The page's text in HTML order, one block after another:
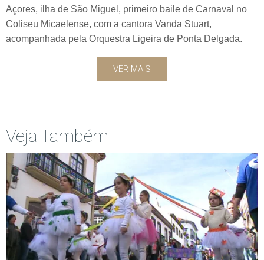
Açores, ilha de São Miguel, primeiro baile de Carnaval no
Coliseu Micaelense, com a cantora Vanda Stuart,
acompanhada pela Orquestra Ligeira de Ponta Delgada.
VER MAIS
Veja Também